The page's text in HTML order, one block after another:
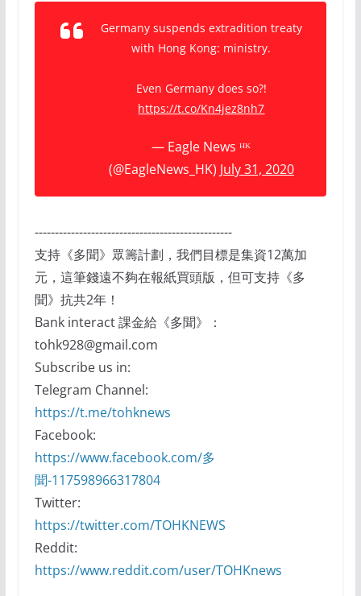
Germany suspends extradition treaty
with Hong Kong: ministry.
Even Germany does so?!
https://t.co/Kn4jez8nh7
— Eagle News ᴴᴷ
(@EagleNews_HK) July 31, 2020
-------------------------------------------------
支持《多聞》眾籌計劃，我們目標是集資12萬加
元，這筆錢遠不夠在報紙買頭版，但可支持《多
聞》抗共2年！
Bank interact 課金給《多聞》：
tohk928@gmail.com
Subscribe us in:
Telegram Channel:
https://t.me/tohknews
Facebook:
https://www.facebook.com/多
聞-117598966317804
Twitter:
https://twitter.com/TOHKNEWS
Reddit:
https://www.reddit.com/user/TOHKnews